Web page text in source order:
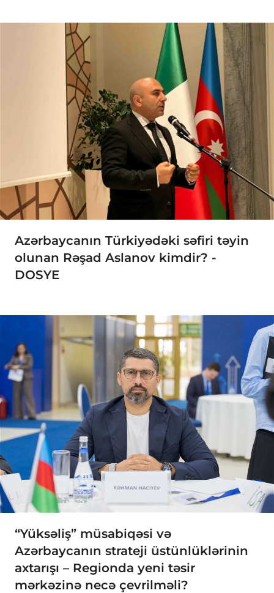
Azərbaycanın Türkiyədəki səfiri təyin
olunan Rəşad Aslanov kimdir? -
DOSYE
“Yüksəliş” müsabiqəsi və
Azərbaycanın strateji üstünlüklərinin
axtarışı – Regionda yeni təsir
mərkəzinə necə çevrilməli?